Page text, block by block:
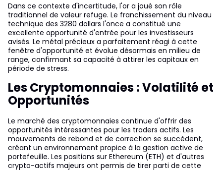
Dans ce contexte d'incertitude, l'or a joué son rôle
traditionnel de valeur refuge. Le franchissement du niveau
technique des 3280 dollars l'once a constitué une
excellente opportunité d'entrée pour les investisseurs
avisés. Le métal précieux a parfaitement réagi à cette
fenêtre d'opportunité et évolue désormais en milieu de
range, confirmant sa capacité à attirer les capitaux en
période de stress.
Les Cryptomonnaies : Volatilité et
Opportunités
Le marché des cryptomonnaies continue d'offrir des
opportunités intéressantes pour les traders actifs. Les
mouvements de rebond et de correction se succèdent,
créant un environnement propice à la gestion active de
portefeuille. Les positions sur Ethereum (ETH) et d'autres
crypto-actifs majeurs ont permis de tirer parti de cette